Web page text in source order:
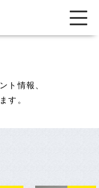
ト情報、
す。